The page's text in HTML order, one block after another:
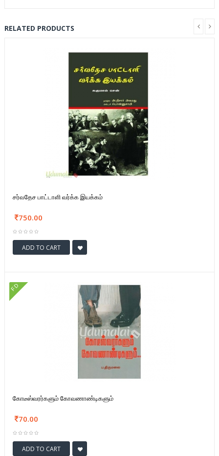
RELATED PRODUCTS
சர்வதேச பாட்டாளி வர்க்க இயக்கம்
750.00
ADD TO CART
FD
கோடீஸ்வரர்களும் கோவணாண்டிகளும்
70.00
ADD TO CART